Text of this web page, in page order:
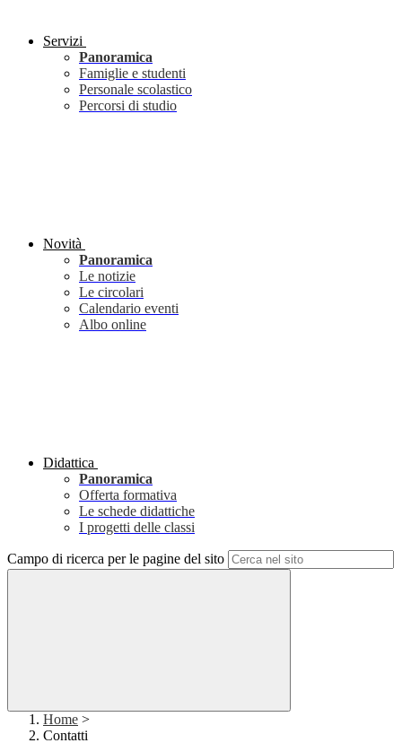
Servizi
Panoramica
Famiglie e studenti
Personale scolastico
Percorsi di studio
Novità
Panoramica
Le notizie
Le circolari
Calendario eventi
Albo online
Didattica
Panoramica
Offerta formativa
Le schede didattiche
I progetti delle classi
Campo di ricerca per le pagine del sito
Home >
Contatti